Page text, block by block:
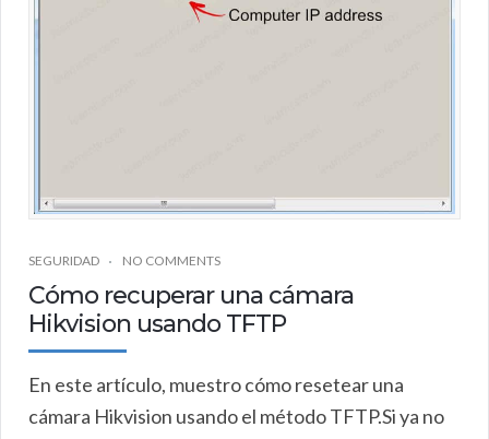
SEGURIDAD NO COMMENTS
Cómo recuperar una cámara
Hikvision usando TFTP
En este artículo, muestro cómo resetear una
cámara Hikvision usando el método TFTP.Si ya no